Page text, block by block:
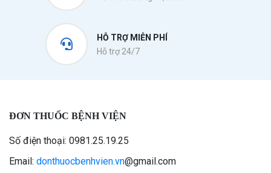
HỖ TRỢ MIỄN PHÍ
Hỗ trợ 24/7
ĐƠN THUỐC BỆNH VIỆN
Số điện thoại: 0981.25.19.25
Email: donthuocbenhvien.vn@gmail.com